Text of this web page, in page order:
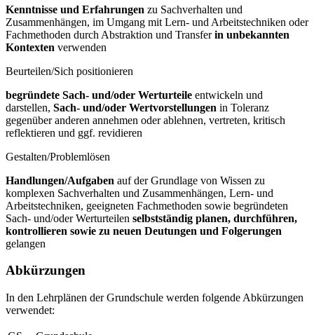
Kenntnisse und Erfahrungen zu Sachverhalten und
Zusammenhängen, im Umgang mit Lern- und Arbeitstechniken oder
Fachmethoden durch Abstraktion und Transferin unbekannten
Kontexten verwenden
Beurteilen/Sich positionieren
begründete Sach- und/oder Werturteile entwickeln und
darstellen, Sach- und/oder Wertvorstellungen in Toleranz
gegenüber anderen annehmen oder ablehnen, vertreten, kritisch
reflektieren und ggf. revidieren
Gestalten/Problemlösen
Handlungen/Aufgaben auf der Grundlage von Wissen zu
komplexen Sachverhalten und Zusammenhängen, Lern- und
Arbeitstechniken, geeigneten Fachmethoden sowie begründeten
Sach- und/oder Werturteilen selbstständig planen, durchführen,
kontrollieren sowie zu neuen Deutungen und Folgerungen
gelangen
Abkürzungen
In den Lehrplänen der Grundschule werden folgende Abkürzungen
verwendet: